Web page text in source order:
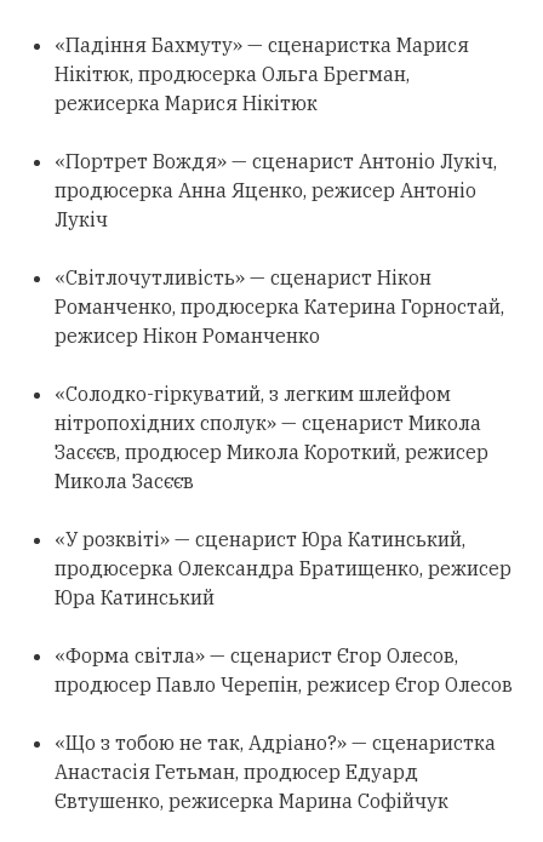
«Падіння Бахмуту» — сценаристка Марися
Нікітюк, продюсерка Ольга Брегман,
режисерка Марися Нікітюк
«Портрет Вождя» — сценарист Антоніо Лукіч,
продюсерка Анна Яценко, режисер Антоніо
Лукіч
«Світлочутливість» — сценарист Нікон
Романченко, продюсерка Катерина Горностай,
режисер Нікон Романченко
«Солодко-гіркуватий, з легким шлейфом
нітропохідних сполук» — сценарист Микола
Засєєв, продюсер Микола Короткий, режисер
Микола Засєєв
«У розквіті» — сценарист Юра Катинський,
продюсерка Олександра Братищенко, режисер
Юра Катинський
«Форма світла» — сценарист Єгор Олесов,
продюсер Павло Черепін, режисер Єгор Олесов
«Що з тобою не так, Адріано?» — сценаристка
Анастасія Гетьман, продюсер Едуард
Євтушенко, режисерка Марина Софійчук